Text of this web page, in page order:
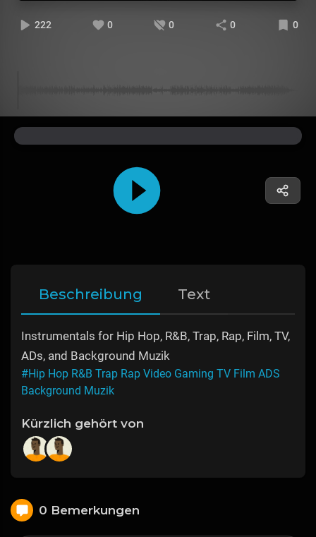
222 0 0 0 0
Beschreibung Text
Instrumentals for Hip Hop, R&B, Trap, Rap, Film, TV,
ADs, and Background Muzik
#Hip Hop R&B Trap Rap Video Gaming TV Film ADS
Background Muzik
Kürzlich gehört von
0 Bemerkungen